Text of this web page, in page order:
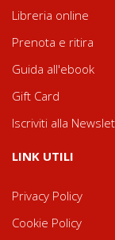
Libreria online
Prenota e ritira
Guida all'ebook
Gift Card
Iscriviti alla
LINK UTILI
Privacy Policy
Cookie Policy